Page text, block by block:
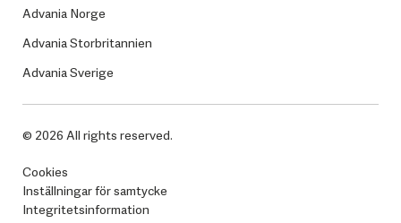
Advania Norge
Advania Storbritannien
Advania Sverige
© 2026 All rights reserved.
Cookies
Inställningar för samtycke
Integritetsinformation